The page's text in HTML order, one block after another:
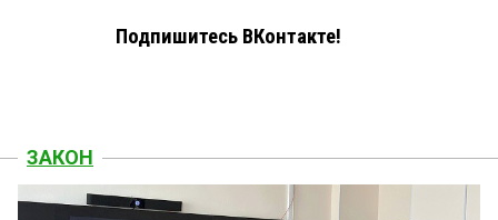
Подпишитесь ВКонтакте!
ЗАКОН